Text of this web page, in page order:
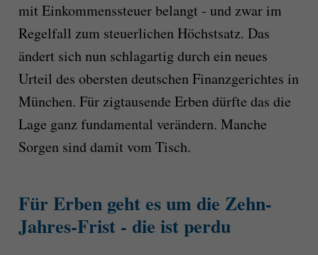
mit Einkommenssteuer belangt - und zwar im
Regelfall zum steuerlichen Höchstsatz. Das
ändert sich nun schlagartig durch ein neues
Urteil des obersten deutschen Finanzgerichtes in
München. Für zigtausende Erben dürfte das die
Lage ganz fundamental verändern. Manche
Sorgen sind damit vom Tisch.
Für Erben geht es um die Zehn-
Jahres-Frist - die ist perdu